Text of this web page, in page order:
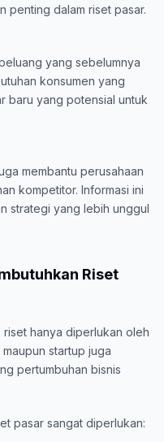
penting dalam riset pasar.
yang sebelumnya
konsumen yang
baru yang potensial untuk
membantu perusahaan
kompetitor. Informasi ini
strategi yang lebih unggul
Riset
hanya diperlukan oleh
startup juga
pertumbuhan bisnis
pasar sangat diperlukan: